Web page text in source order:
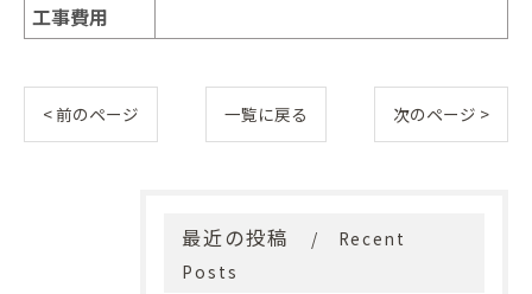
工事費用
< 前のページ 一覧に戻る 次のページ >
最近の投稿
Recent
Posts